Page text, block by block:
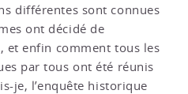
différentes sont connues
ont décidé de
et enfin comment tous les
par tous ont été réunis
je, l’enquête historique